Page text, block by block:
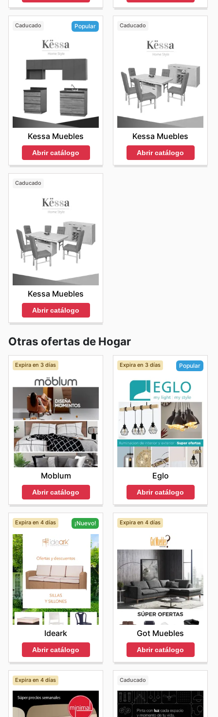
Caducado Popular
Kessa Muebles
Abrir catálogo
Caducado
Kessa Muebles
Abrir catálogo
Caducado
Kessa Muebles
Abrir catálogo
Otras ofertas de Hogar
Expira en 3 días
Moblum
Abrir catálogo
Expira en 3 días Popular
Eglo
Abrir catálogo
Expira en 4 días ¡Nuevo!
Ideark
Abrir catálogo
Expira en 4 días
Got Muebles
Abrir catálogo
Expira en 4 días Caducado